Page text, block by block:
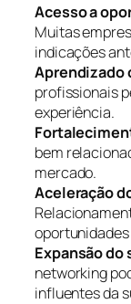
Acesso a
Muitas
indicações
Aprendizado
profissionais
experiência.
bem
mercado.
Aceleração
Expansão
networking
influentes da